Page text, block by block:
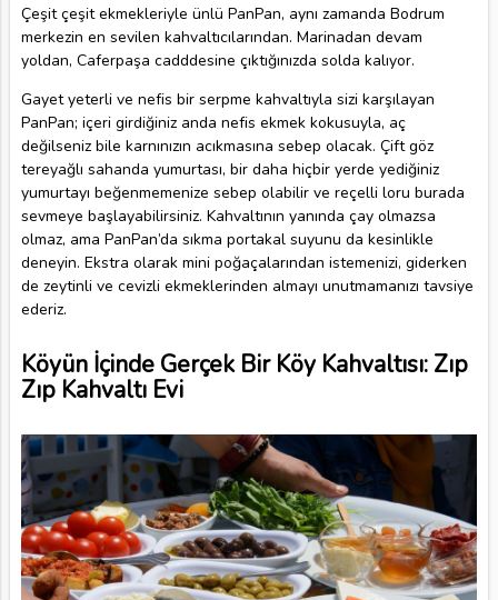
Çeşit çeşit ekmekleriyle ünlü PanPan, aynı zamanda Bodrum
merkezin en sevilen kahvaltıcılarından. Marinadan devam
yoldan, Caferpaşa cadddesine çıktığınızda solda kalıyor.
Gayet yeterli ve nefis bir serpme kahvaltıyla sizi karşılayan
PanPan; içeri girdiğiniz anda nefis ekmek kokusuyla, aç
değilseniz bile karnınızın acıkmasına sebep olacak. Çift göz
tereyağlı sahanda yumurtası, bir daha hiçbir yerde yediğiniz
yumurtayı beğenmemenize sebep olabilir ve reçelli loru burada
sevmeye başlayabilirsiniz. Kahvaltının yanında çay olmazsa
olmaz, ama PanPan’da sıkma portakal suyunu da kesinlikle
deneyin. Ekstra olarak mini poğaçalarından istemenizi, giderken
de zeytinli ve cevizli ekmeklerinden almayı unutmamanızı tavsiye
ederiz.
Köyün İçinde Gerçek Bir Köy Kahvaltısı: Zıp
Zıp Kahvaltı Evi